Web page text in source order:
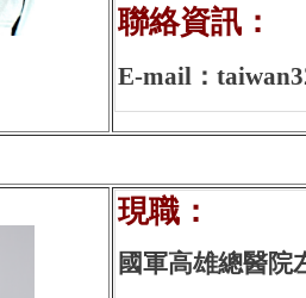
聯絡資訊：
E-mail：
現
國軍高雄總醫院